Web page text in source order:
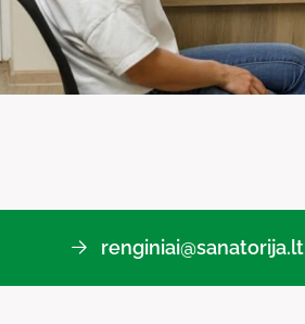
renginiai@sanatorija.lt